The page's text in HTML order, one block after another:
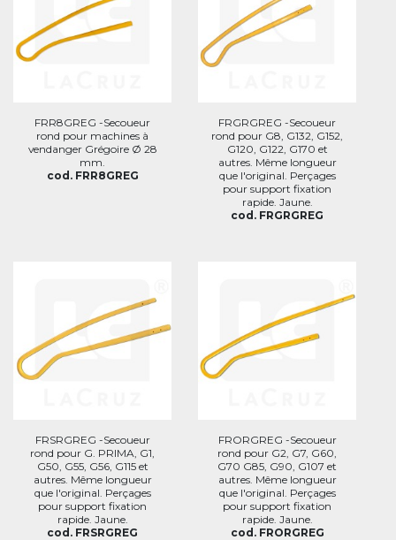
FRR8GREG -Secoueur
rond pour machines à
vendanger Grégoire Ø 28
mm.
cod. FRR8GREG
FRGRGREG -Secoueur
rond pour G8, G132, G152,
G120, G122, G170 et
autres. Même longueur
que l'original. Perçages
pour support fixation
rapide. Jaune.
cod. FRGRGREG
FRSRGREG -Secoueur
rond pour G. PRIMA, G1,
G50, G55, G56, G115 et
autres. Même longueur
que l'original. Perçages
pour support fixation
rapide. Jaune.
cod. FRSRGREG
FRORGREG -Secoueur
rond pour G2, G7, G60,
G70 G85, G90, G107 et
autres. Même longueur
que l'original. Perçages
pour support fixation
rapide. Jaune.
cod. FRORGREG